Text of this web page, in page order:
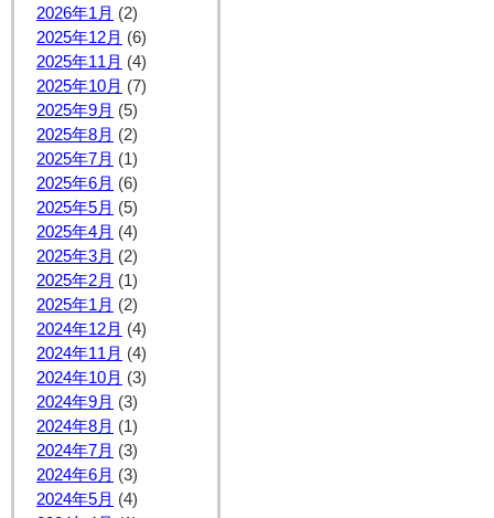
2026年1月 (2)
2025年12月 (6)
2025年11月 (4)
2025年10月 (7)
2025年9月 (5)
2025年8月 (2)
2025年7月 (1)
2025年6月 (6)
2025年5月 (5)
2025年4月 (4)
2025年3月 (2)
2025年2月 (1)
2025年1月 (2)
2024年12月 (4)
2024年11月 (4)
2024年10月 (3)
2024年9月 (3)
2024年8月 (1)
2024年7月 (3)
2024年6月 (3)
2024年5月 (4)